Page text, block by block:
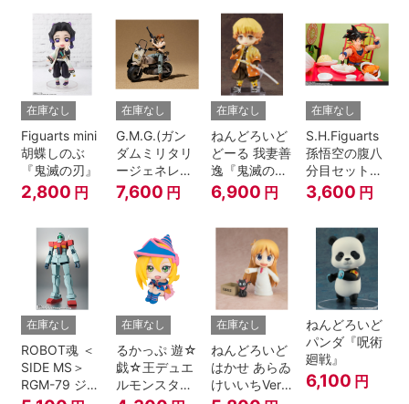
在庫なし
Figuarts mini
胡蝶しのぶ
『鬼滅の刃』
2,800 円
在庫なし
G.M.G.(ガン
ダムミリタリ
ージェネレー
ション） 機動
戦士ガンダム
地球連邦軍V-
SP09 一般兵
士＆連邦兵専
用バイク
7,600 円
在庫なし
ねんどろいど
どーる 我妻善
逸『鬼滅の
刃』
6,900 円
在庫なし
S.H.Figuarts
孫悟空の腹八
分目セット
『ドラゴンボ
ールZ』
3,600 円
在庫なし
ROBOT魂 ＜
SIDE MS＞
RGM-79 ジム
在庫なし
るかっぷ 遊☆
戯☆王デュエ
ルモンスター
在庫なし
ねんどろいど
はかせ あらゐ
けいいちVer.
ねんどろいど
パンダ『呪術
廻戦』
6,100 円